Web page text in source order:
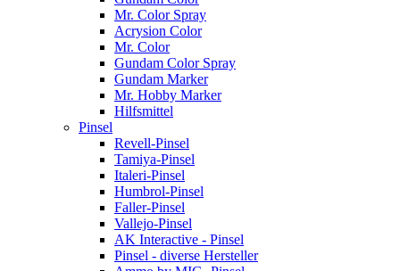
Mr. Color Spray
Acrysion Color
Mr. Color
Gundam Color Spray
Gundam Marker
Mr. Hobby Marker
Hilfsmittel
Pinsel
Revell-Pinsel
Tamiya-Pinsel
Italeri-Pinsel
Humbrol-Pinsel
Faller-Pinsel
Vallejo-Pinsel
AK Interactive - Pinsel
Pinsel - diverse Hersteller